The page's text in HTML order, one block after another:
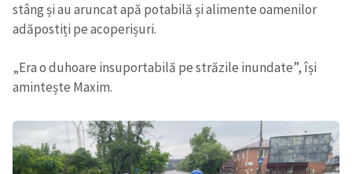
stâng și au aruncat apă potabilă și alimente oamenilor
adăpostiți pe acoperișuri.
„Era o duhoare insuportabilă pe străzile inundate”, își
amintește Maxim.